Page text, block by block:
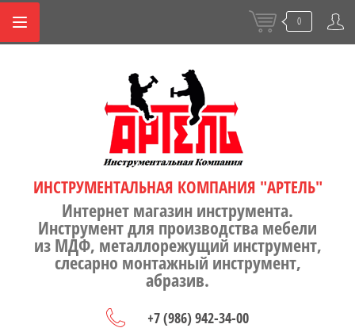
0
ИНСТРУМЕНТАЛЬНАЯ КОМПАНИЯ "АРТЕЛЬ"
Интернет магазин инструмента.
Инструмент для производства мебели
из МДФ, металлорежущий инструмент,
слесарно монтажный инструмент,
абразив.
+7 (986) 942-34-00